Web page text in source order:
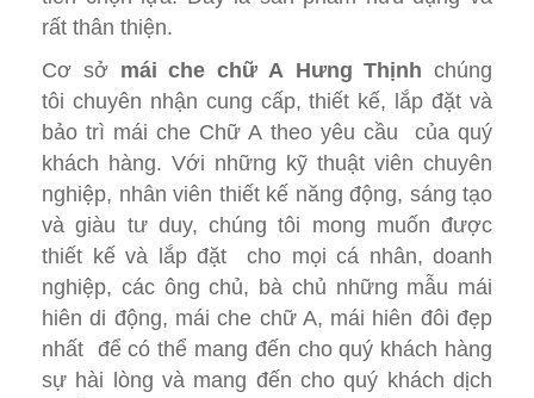
rất thân thiện.
Cơ sở mái che chữ A Hưng Thịnh chúng
tôi chuyên nhận cung cấp, thiết kế, lắp đặt và
bảo trì mái che Chữ A theo yêu cầu của quý
khách hàng. Với những kỹ thuật viên chuyên
nghiệp, nhân viên thiết kế năng động, sáng tạo
và giàu tư duy, chúng tôi mong muốn được
thiết kế và lắp đặt cho mọi cá nhân, doanh
nghiệp, các ông chủ, bà chủ những mẫu mái
hiên di động, mái che chữ A, mái hiên đôi đẹp
nhất để có thể mang đến cho quý khách hàng
sự hài lòng và mang đến cho quý khách dịch